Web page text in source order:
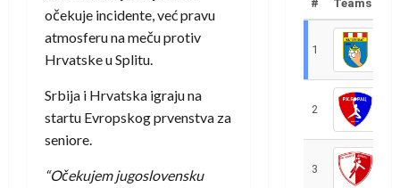
očekuje incidente, već pravu
atmosferu na meču protiv
Hrvatske u Splitu.
Srbija i Hrvatska igraju na
startu Evropskog prvenstva za
seniore.
“Očekujem jugoslovensku
# Teams
1
2
3